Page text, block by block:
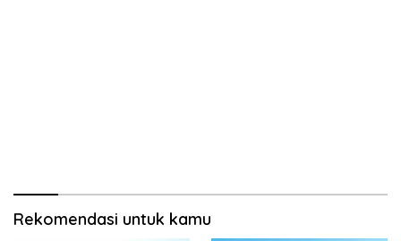
Rekomendasi untuk kamu